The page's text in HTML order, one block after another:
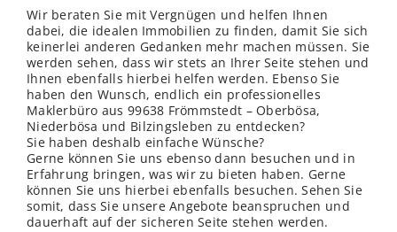
Wir beraten Sie mit Vergnügen und helfen Ihnen
dabei, die idealen Immobilien zu finden, damit Sie sich
keinerlei anderen Gedanken mehr machen müssen. Sie
werden sehen, dass wir stets an Ihrer Seite stehen und
Ihnen ebenfalls hierbei helfen werden. Ebenso Sie
haben den Wunsch, endlich ein professionelles
Maklerbüro aus 99638 Frömmstedt – Oberbösa,
Niederbösa und Bilzingsleben zu entdecken?
Sie haben deshalb einfache Wünsche?
Gerne können Sie uns ebenso dann besuchen und in
Erfahrung bringen, was wir zu bieten haben. Gerne
können Sie uns hierbei ebenfalls besuchen. Sehen Sie
somit, dass Sie unsere Angebote beanspruchen und
dauerhaft auf der sicheren Seite stehen werden.